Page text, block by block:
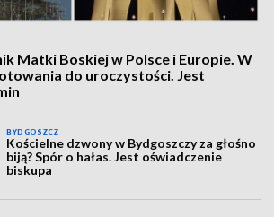
Matki Boskiej w Polsce i Europie. W
do uroczystości. Jest
BYDGOSZCZ
Kościelne dzwony w Bydgoszczy za głośno
biją? Spór o hałas. Jest oświadczenie
biskupa